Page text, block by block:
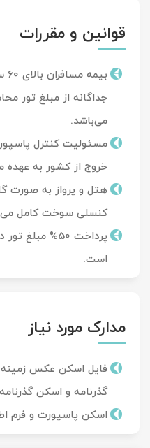
قوانین و مقررات
جداگانه از مبلغ تور
می‌باشد.
مسئولیت کنترل
خروج از کشور به عهده
هتل و پرواز به صورت
کنسلی سوخت کامل
پرداخت 50%
است.
مدارک مورد نیاز
فایل اسکن عکس
گذرنامه و اسکن گذرنامه با 7 ماه
اسکن پاسپورت و فرم